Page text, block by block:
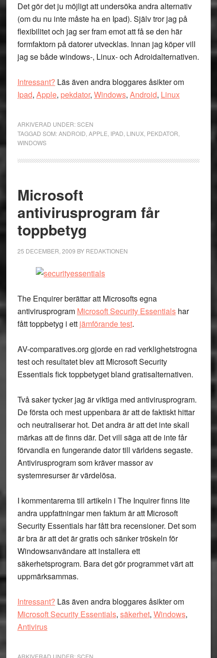
Det gör det ju möjligt att undersöka andra alternativ
(om du nu inte måste ha en Ipad). Själv tror jag på
flexibilitet och jag ser fram emot att få se den här
formfaktorn på datorer utvecklas. Innan jag köper vill
jag se både windows-, Linux- och Adroidalternativen.
Intressant? Läs även andra bloggares åsikter om
Ipad, Apple, pekdator, Windows, Android, Linux
ARKIVERAD UNDER:SCEN
TAGGAD SOM:ANDROID APPLE IPAD LINUX, PEKDATOR
WINDOWS
Microsoft
antivirusprogram får
toppbetyg
25 DECEMBER, 2009 BY REDAKTIONEN
The Enquirer berättar att Microsofts egna
antivirusprogram Microsoft Security Essentialshar
fått toppbetyg i ett jämförande test.
AV-comparatives.org gjorde en rad verklighetstrogna
test och resultatet blev att Microsoft Security
Essentials fick toppbetyget bland gratisalternativen.
Två saker tycker jag är viktiga med antivirusprogram.
De första och mest uppenbara är att de faktiskt hittar
och neutraliserar hot. Det andra är att det inte skall
märkas att de finns där. Det vill säga att de inte får
förvandla en fungerande dator till världens segaste.
Antivirusprogram som kräver massor av
systemresurser är värdelösa.
I kommentarerna till artikeln i The Inquirer finns lite
andra uppfattningar men faktum är att Microsoft
Security Essentials har fått bra recensioner. Det som
är bra är att det är gratis och sänker tröskeln för
Windowsanvändare att installera ett
säkerhetsprogram. Bara det gör programmet värt att
uppmärksammas.
Intressant? Läs även andra bloggares åsikter om
Microsoft Security Essentials, säkerhet, Windows,
Antivirus
ARKIVERAD UNDER:SCEN